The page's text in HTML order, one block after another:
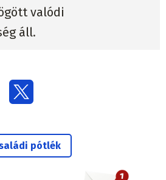
valódi
áll.
pótlék